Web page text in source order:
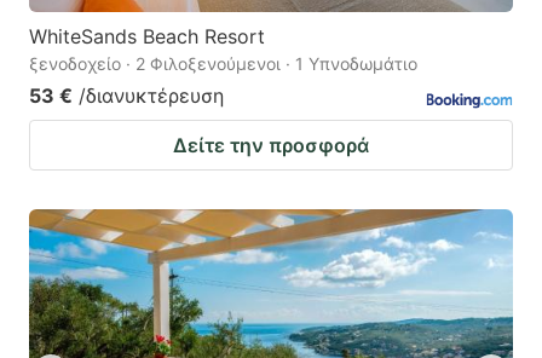
WhiteSands Beach Resort
ξενοδοχείο · 2 Φιλοξενούμενοι · 1 Υπνοδωμάτιο
53 € /διανυκτέρευση
Δείτε την προσφορά